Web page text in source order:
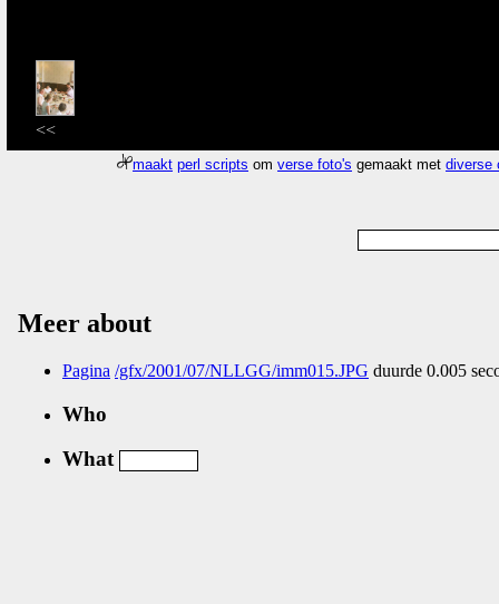
<<
maakt perl scripts omverse foto's gemaakt metdiverse
Meer about
Pagina /gfx/2001/07/NLLGG/imm015.JPG duurde 0.005
Who
What